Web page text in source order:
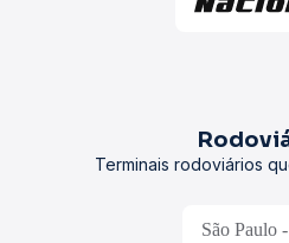
Terminais rodoviários
São Paulo